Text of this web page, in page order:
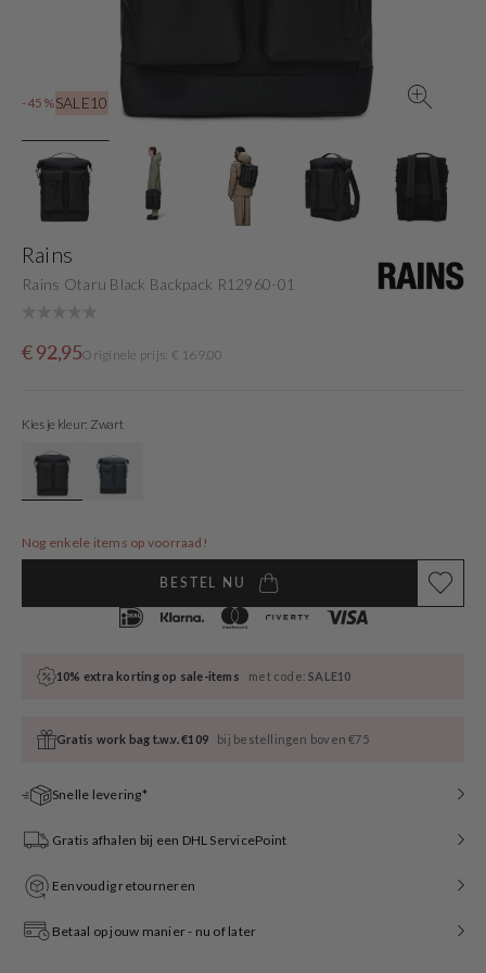
-45%SALE10
Rains
Rains Otaru Black Backpack R12960-01
Sale
€ 92,95
OrigineleOriginele prijs: € 169,00
Kies je kleur: Zwart
Nog enkele items op voorraad!
BESTEL NU
10% extra korting op sale-items met code:SALE10
Gratis work bag t.w.v. €109 bij bestellingen boven €75
Snelle levering*
Gratis afhalen bij een DHL ServicePoint
Eenvoudig retourneren
Betaal op jouw manier - nu of later